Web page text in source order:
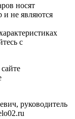
носят
и не являются
с
руководитель